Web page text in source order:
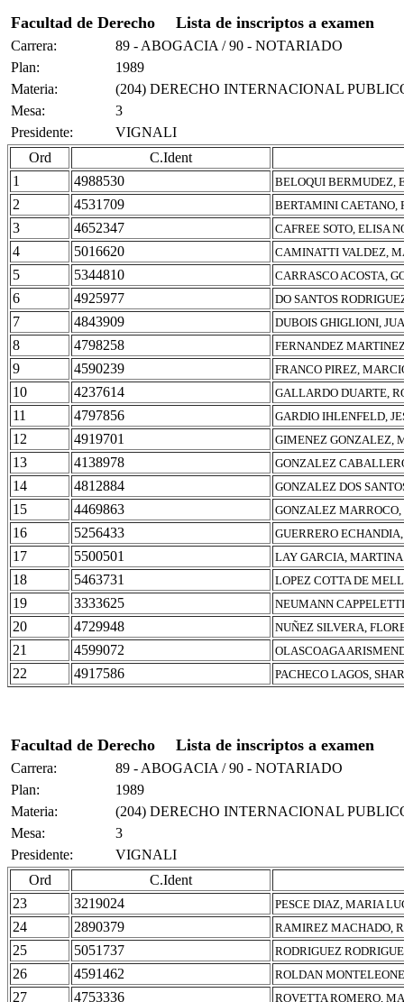
Facultad de Derecho Lista de inscriptos a examen
Carrera:
89 - ABOGACIA / 90 - NOTARIADO
Plan:
1989
Materia:
(204) DERECHO INTERNACIONAL
Mesa:
3
Presidente:
VIGNALI
Ord
C.Ident
1
4988530 BELOQUI BERMUDEZ,
2 4531709 BERTAMINI CAETANO,
3 4652347 CAFREE SOTO, ELISA
4 5016620 CAMINATTI VALDEZ,
5 5344810 CARRASCO ACOSTA,
6 4925977 DO SANTOS
7 4843909 DUBOIS GHIGLIONI,
8 4798258 FERNANDEZ
9 4590239 FRANCO PIREZ,
10 4237614 GALLARDO DUARTE,
11 4797856 GARDIO IHLENFELD,
12 4919701 GIMENEZ GONZALEZ,
13 4138978 GONZALEZ
14 4812884 GONZALEZ DOS
15 4469863 GONZALEZ
16 5256433 GUERRERO
17 5500501 LAY GARCIA, MARTINA
18 5463731 LOPEZ COTTA DE
19 3333625 NEUMANN
20 4729948 NUÑEZ SILVERA,
21 4599072 OLASCOAGA
22 4917586 PACHECO LAGOS,
Facultad de Derecho Lista de inscriptos a examen
Carrera:
89 - ABOGACIA / 90 - NOTARIADO
Plan:
1989
Materia:
(204) DERECHO INTERNACIONAL
Mesa:
3
Presidente:
VIGNALI
Ord
C.Ident
23
3219024 PESCE DIAZ, MARIA
24 2890379 RAMIREZ MACHADO,
25 5051737 RODRIGUEZ
26 4591462 ROLDAN
27 4753336 ROVETTA ROMERO,